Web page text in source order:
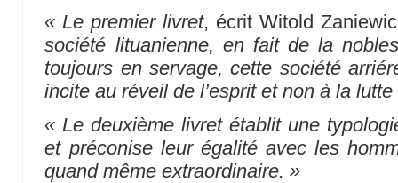
« Le premier livret, écrit Witold
société lituanienne, en fait de la
toujours en servage, cette société
incite au réveil de l’esprit et non à la
« Le deuxième livret établit une
et préconise leur égalité avec les
quand même extraordinaire. »